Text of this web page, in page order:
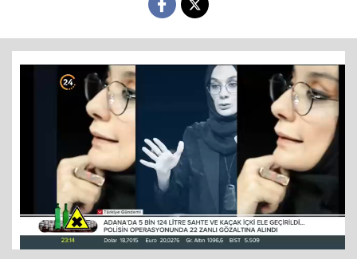
konuşulduğu, akıllara takılan, cevabı bulunamayan
konuklarına arafını sorgulatıyor.